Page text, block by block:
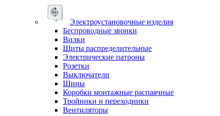
Электроустановочные изделия
Беспроводные звонки
Вилки
Щиты распределительные
Электрические патроны
Розетки
Выключатели
Шины
Коробки монтажные распаячные
Тройники и переходники
Вентиляторы